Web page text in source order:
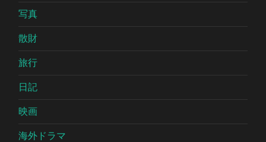
写真
散財
旅行
日記
映画
海外ドラマ